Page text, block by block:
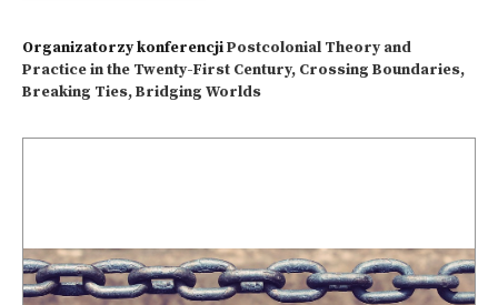
Organizatorzy konferencjiPostcolonial Theory and
Practice in the Twenty-First Century, Crossing Boundaries,
Breaking Ties, Bridging Worlds